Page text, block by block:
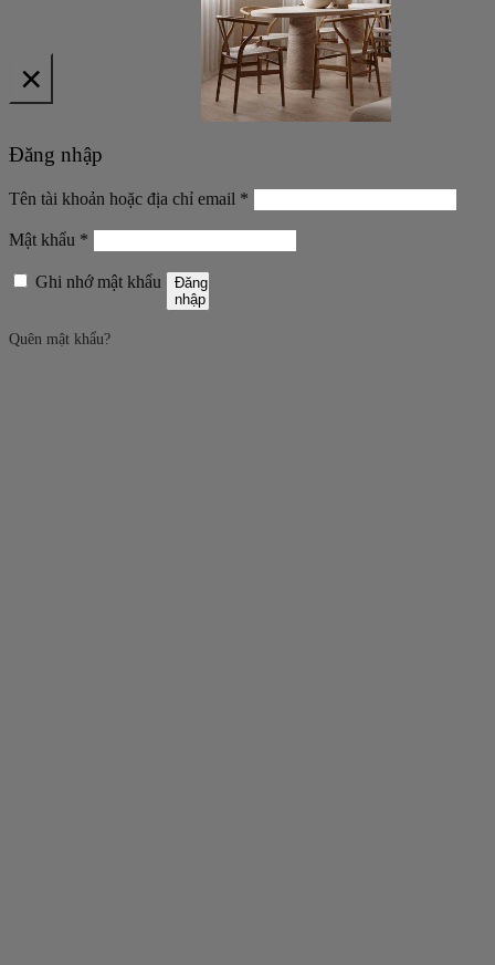
×
Đăng nhập
Tên tài khoản hoặc địa chỉ email *
buộc
Mật khẩu *
buộc
Ghi nhớ mật khẩu
Đăng
nhập
Quên mật khẩu?